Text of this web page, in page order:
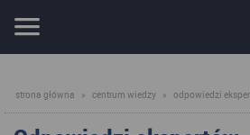
strona główna » centrum wiedzy » odpowiedzi